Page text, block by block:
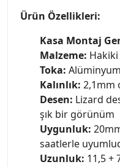
Ürün Özellikleri:
Kasa Montaj
Malzeme:
Toka:
Kalınlık: 2,1mm
Desen: Lizard
şık bir görünüm
Uygunluk:
saatlerle
Uzunluk: 11,5 +